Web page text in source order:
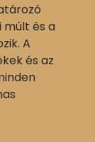
múlt és a
A
és az